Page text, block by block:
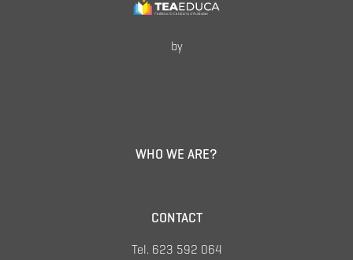
by
WHO WE ARE?
CONTACT
Tel. 623 592 064